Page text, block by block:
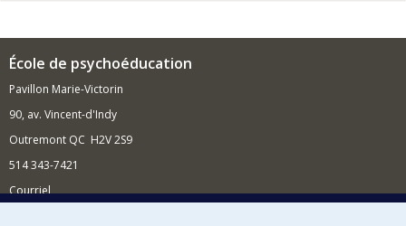
École de psychoéducation
Pavillon Marie-Victorin
90, av. Vincent-d'Indy
Outremont QC H2V 2S9
514 343-7421
Courriel